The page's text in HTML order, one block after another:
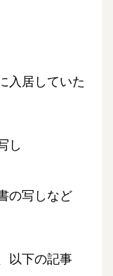
入居していた
し
の写しなど
以下の記事